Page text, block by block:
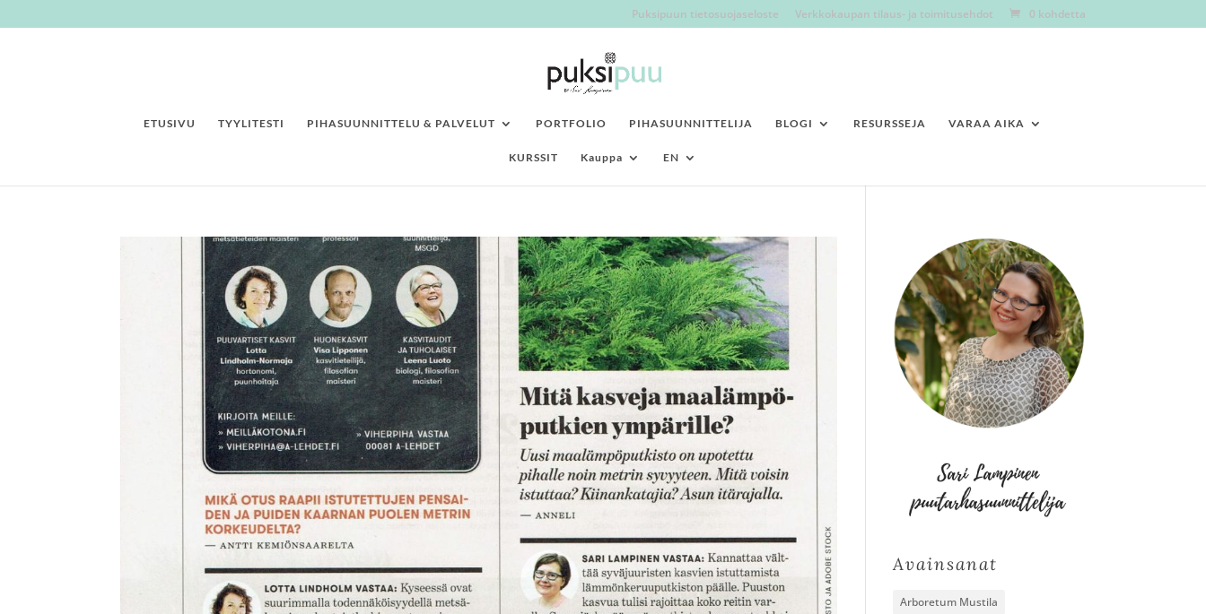
Puksipuun tietosuojaseloste Verkkokaupan tilaus- ja toimitusehdot 0 kohdetta
ETUSIVU TYYLITESTI PIHASUUNNITTELU & PALVELUT PORTFOLIO PIHASUUNNITTELIJA BLOGI RESURSSEJA VARAA AIKA
KURSSIT Kauppa EN
Avainsanat
Arboretum Mustila